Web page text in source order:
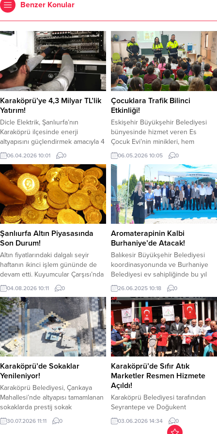
Benzer Konular
Karaköprü’ye 4,3 Milyar TL’lik
Yatırım!
Dicle Elektrik, Şanlıurfa’nın
Karaköprü ilçesinde enerji
altyapısını güçlendirmek amacıyla 4
milyar 383 milyon TL’lik yatırım
gerçekleştirdi. Yapılan yatırımlarla
ilçenin enerji altyapısı yenilenirken,
enerji verimliliği önemli ölçüde
artırıldı. Güneydoğu Anadolu
Bölgesi’nde altı ilde kayıpsız,
kesintisiz ve kaliteli enerji dağıtımı
hedefiyle çalışmalarını sürdüren
Dicle Elektrik, Şanlıurfa
Karaköprü’de gerçekleştirdiği
yatırımlarla enerji altyapısını
baştan...
06.04.2026 10:01 0
Çocuklara Trafik Bilinci
Etkinliği!
Eskişehir Büyükşehir Belediyesi
bünyesinde hizmet veren Es
Çocuk Evi’nin minikleri, hem
eğlenceli hem de öğretici bir
etkinlikte trafik kurallarını
öğrenmenin keyfini yaşadı.
Eskişehir Emniyet Müdürlüğü Trafik
Denetleme Şube Müdürlüğü eğitici
personeli tarafından, 02–08 Mayıs
Karayolu Trafik Haftası kapsamında
düzenlenen eğitim programında, Es
Çocuk Evi miniklerine trafik bilinci
aşılandı. Gerçekleştirilen etkinlikte...
06.05.2026 10:05 0
Şanlıurfa Altın Piyasasında
Son Durum!
Altın fiyatlarındaki dalgalı seyir
haftanın ikinci işlem gününde de
devam etti. Kuyumcular Çarşısı’nda
gram altın 6 bin 212 TL
seviyesinden işlem görürken,
yatırımcılar ve vatandaşlar
piyasadaki hareketliliği yakından
izliyor. Küresel piyasalardaki
gelişmeler ve döviz kurundaki
değişimlerin etkisiyle altın
fiyatlarında yukarı yönlü hareket
sürüyor. Güncel verilere göre gram
altın 6 bin...
04.08.2026 10:11 0
Aromaterapinin Kalbi
Burhaniye’de Atacak!
Balıkesir Büyükşehir Belediyesi
koordinasyonunda ve Burhaniye
Belediyesi ev sahipliğinde bu yıl
6’ncısıdüzenlenecek olan
Aromaterapi Festivali için lansman
toplantısı gerçekleştirildi. Festivalin
tanıtım toplantısına; Balıkesir
Büyükşehir Belediye Başkanı
Ahmet Akın, Burhaniye Belediye
Başkanı Ali Kemal Deveciler,
Gömeç Belediye Başkanı Melih
Bağcı, Balya Belediye Başkanı
Orhan Gaga, Edremit Belediye
Başkan Vekili Cavit Cebeci,...
26.06.2025 10:18 0
Karaköprü’de Sokaklar
Yenileniyor!
Karaköprü Belediyesi, Çankaya
Mahallesi’nde altyapısı tamamlanan
sokaklarda prestij sokak
uygulamasına hız kesmeden
devam ediyor. Rengârenk kilitli
30.07.2026 11:11 0
Karaköprü’de Sıfır Atık
Marketler Resmen Hizmete
Açıldı!
Karaköprü Belediyesi tarafından
Seyrantepe ve Doğukent
mahallelerinde hayata geçirilen Sıfır
Atık Marketler düzenlenen törenle
03.06.2026 14:34 0